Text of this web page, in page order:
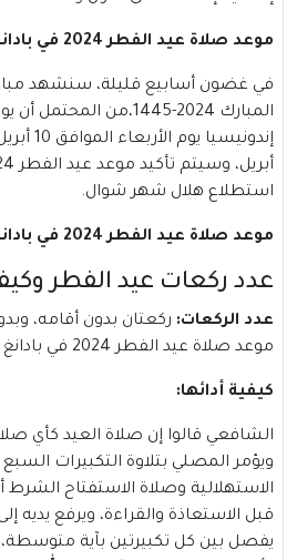
موعد صلاة عيد الفطر 2024 في بادانغ | إندونيسيا
في غضون أسابيع قليلة، سنشهد
استطلاع هلال شهر شوال.
موعد صلاة عيد الفطر 2024 في بادانغ | إندونيسيا
عدد ركعات عيد الفطر
عدد الركعات: ركعتان بدون أقامه،
موعد صلاة عيد الفطر 2024 في بادانغ | إندونيسيا
كيفية أدائها:
الشافعي قالوا إن صلاة العيد كأي
ويؤمر المصلي بتلاوة التكبيرات السبع
الاستهلالية وصلاة الاستفتاح الشرط
قبل الاستعاذة والقراءة، ويرفع يديه
يفصل بين كل تكبيرتين بآية